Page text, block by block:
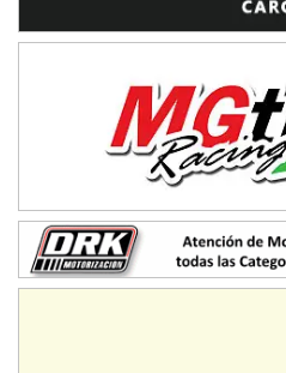
ENTRERRIANO - F6 (POSTERGADA)
Villaguay (Entre Ríos)
VICTORIENSE - F7
El Cerro (Tierra)
Victoria (Entre Ríos)
PATAGONICO - F6
Moto Club Reginense (Tierra)
Gral. E. Godoy (Río Negro)